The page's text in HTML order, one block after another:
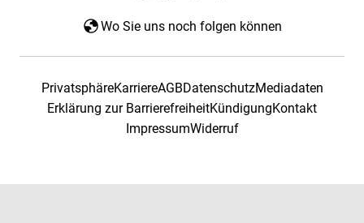
Wo Sie uns noch folgen können
PrivatsphäreKarriereAGBDatenschutzMediadaten
Erklärung zur BarrierefreiheitKündigungKontakt
ImpressumWiderruf